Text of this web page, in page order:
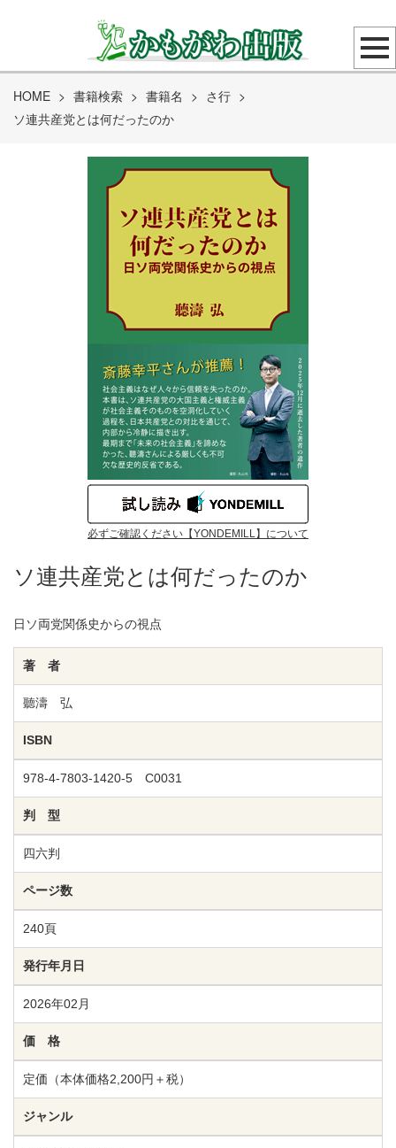
HOME > 書籍検索 > 書籍名 > さ行 >
ソ連共産党とは何だったのか
必ずご確認ください【YONDEMILL】について
ソ連共産党とは何だったのか
日ソ両党関係史からの視点
著 者
聽濤 弘
ISBN
978-4-7803-1420-5 C0031
判 型
四六判
ページ数
240頁
発行年月日
2026年02月
価 格
定価（本体価格2,200円＋税）
ジャンル